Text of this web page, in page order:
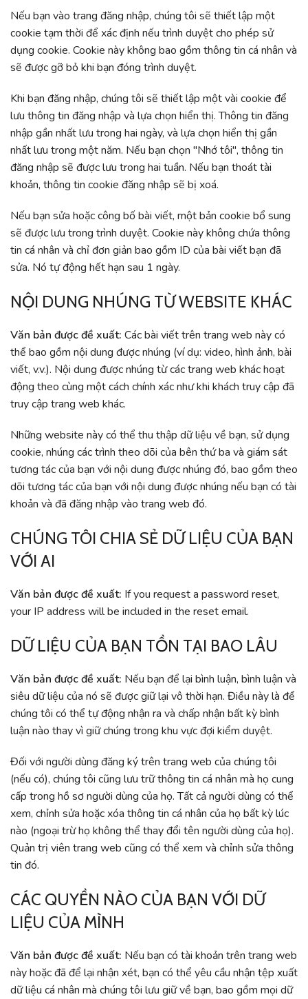
Nếu bạn vào trang đăng nhập, chúng tôi sẽ thiết lập một
cookie tạm thời để xác định nếu trình duyệt cho phép sử
dụng cookie. Cookie này không bao gồm thông tin cá nhân và
sẽ được gỡ bỏ khi bạn đóng trình duyệt.
Khi bạn đăng nhập, chúng tôi sẽ thiết lập một vài cookie để
lưu thông tin đăng nhập và lựa chọn hiển thị. Thông tin đăng
nhập gần nhất lưu trong hai ngày, và lựa chọn hiển thị gần
nhất lưu trong một năm. Nếu bạn chọn "Nhớ tôi", thông tin
đăng nhập sẽ được lưu trong hai tuần. Nếu bạn thoát tài
khoản, thông tin cookie đăng nhập sẽ bị xoá.
Nếu bạn sửa hoặc công bố bài viết, một bản cookie bổ sung
sẽ được lưu trong trình duyệt. Cookie này không chứa thông
tin cá nhân và chỉ đơn giản bao gồm ID của bài viết bạn đã
sửa. Nó tự động hết hạn sau 1 ngày.
NỘI DUNG NHÚNG TỪ WEBSITE KHÁC
Văn bản được đề xuất: Các bài viết trên trang web này có
thể bao gồm nội dung được nhúng (ví dụ: video, hình ảnh, bài
viết, v.v.). Nội dung được nhúng từ các trang web khác hoạt
động theo cùng một cách chính xác như khi khách truy cập đã
truy cập trang web khác.
Những website này có thể thu thập dữ liệu về bạn, sử dụng
cookie, nhúng các trình theo dõi của bên thứ ba và giám sát
tương tác của bạn với nội dung được nhúng đó, bao gồm theo
dõi tương tác của bạn với nội dung được nhúng nếu bạn có tài
khoản và đã đăng nhập vào trang web đó.
CHÚNG TÔI CHIA SẺ DỮ LIỆU CỦA BẠN
VỚI AI
Văn bản được đề xuất: If you request a password reset,
your IP address will be included in the reset email.
DỮ LIỆU CỦA BẠN TỒN TẠI BAO LÂU
Văn bản được đề xuất: Nếu bạn để lại bình luận, bình luận và
siêu dữ liệu của nó sẽ được giữ lại vô thời hạn. Điều này là để
chúng tôi có thể tự động nhận ra và chấp nhận bất kỳ bình
luận nào thay vì giữ chúng trong khu vực đợi kiểm duyệt.
Đối với người dùng đăng ký trên trang web của chúng tôi
(nếu có), chúng tôi cũng lưu trữ thông tin cá nhân mà họ cung
cấp trong hồ sơ người dùng của họ. Tất cả người dùng có thể
xem, chỉnh sửa hoặc xóa thông tin cá nhân của họ bất kỳ lúc
nào (ngoại trừ họ không thể thay đổi tên người dùng của họ).
Quản trị viên trang web cũng có thể xem và chỉnh sửa thông
tin đó.
CÁC QUYỀN NÀO CỦA BẠN VỚI DỮ
LIỆU CỦA MÌNH
Văn bản được đề xuất: Nếu bạn có tài khoản trên trang web
này hoặc đã để lại nhận xét, bạn có thể yêu cầu nhận tệp xuất
dữ liệu cá nhân mà chúng tôi lưu giữ về bạn, bao gồm mọi dữ